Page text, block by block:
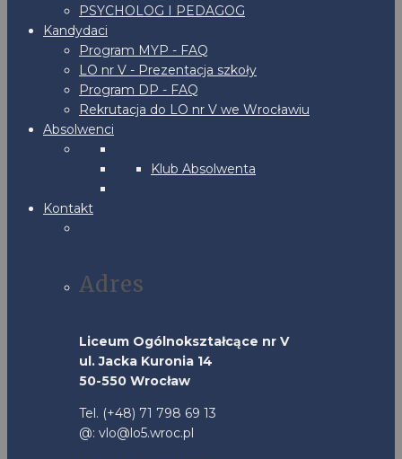
PSYCHOLOG I PEDAGOG
Kandydaci
Program MYP - FAQ
LO nr V - Prezentacja szkoły
Program DP - FAQ
Rekrutacja do LO nr V we Wrocławiu
Absolwenci
Klub Absolwenta
Kontakt
Adres
Liceum Ogólnokształcące nr V
ul. Jacka Kuronia 14
50-550 Wrocław
Tel. (+48) 71 798 69 13
@: vlo@lo5.wroc.pl